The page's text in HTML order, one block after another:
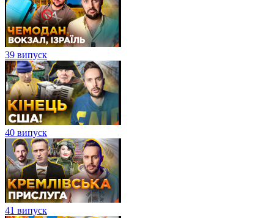
39 випуск
40 випуск
41 випуск